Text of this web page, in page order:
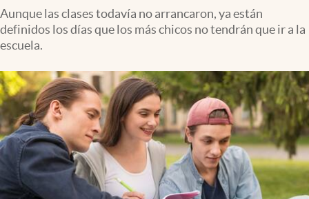
Aunque las clases todavía no arrancaron, ya están
definidos los días que los más chicos no tendrán que ir a la
escuela.